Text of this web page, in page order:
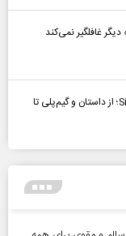
غافلگیر نمی‌کند
بررسی بازی Silent Hill: Townfall؛ از داستان و گیم‌پلی تا